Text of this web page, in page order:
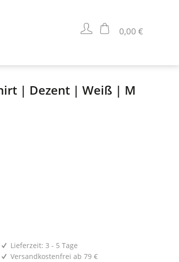
0,00 €
| Dezent | Weiß | M
Lieferzeit: 3 - 5 Tage
Versandkostenfrei ab 79 €